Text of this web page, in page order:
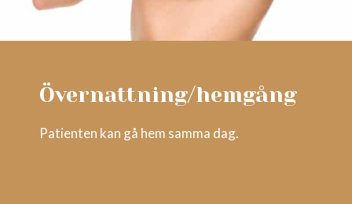
Övernattning/hemgång
Patienten kan gå hem samma dag.